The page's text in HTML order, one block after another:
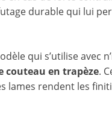
durable qui lui
qui s’utilise
couteau en trapèze.
lames rendent les